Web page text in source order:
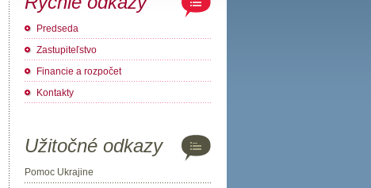
Predseda
Zastupiteľstvo
Financie a rozpočet
Kontakty
Užitočné odkazy
Pomoc Ukrajine